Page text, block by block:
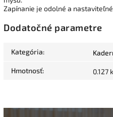
Zapínanie je odolné a
Dodatočné parametre
Kategória:
Hmotnosť: 0.127